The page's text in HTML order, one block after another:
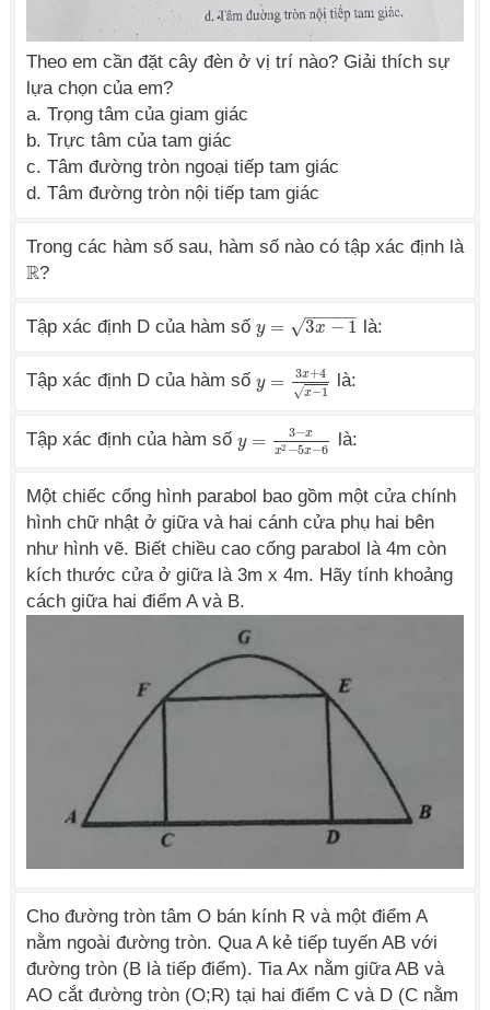
Theo em cần đặt cây đèn ở vị trí nào? Giải thích sự
lựa chọn của em?
a. Trọng tâm của giam giác
b. Trực tâm của tam giác
c. Tâm đường tròn ngoại tiếp tam giác
d. Tâm đường tròn nội tiếp tam giác
Trong các hàm số sau, hàm số nào có tập xác định là
R
R?
Tập xác định D của hàm số y = 3x − 1
− −
−−−
√
y=3x −1 là:
Tập xác định D của hàm số y = 3x+4
x−1
√
y=3x +4x−1 là:
Tập xác định của hàm số y = 3−x
x2 −5x−6
y=3− xx2−5x−6 là:
Một chiếc cổng hình parabol bao gồm một cửa chính
hình chữ nhật ở giữa và hai cánh cửa phụ hai bên
như hình vẽ. Biết chiều cao cổng parabol là 4m còn
kích thước cửa ở giữa là 3m x 4m. Hãy tính khoảng
cách giữa hai điểm A và B.
Cho đường tròn tâm O bán kính R và một điểm A
nằm ngoài đường tròn. Qua A kẻ tiếp tuyến AB với
đường tròn (B là tiếp điểm). Tia Ax nằm giữa AB và
AO cắt đường tròn (O;R) tại hai điểm C và D (C nằm